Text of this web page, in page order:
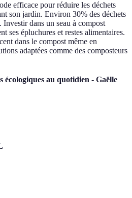
efficace pour réduire les déchets
son jardin. Environ 30% des déchets
Investir dans un seau à compost
ses épluchures et restes alimentaires.
dans le compost même en
adaptées comme des composteurs
écologiques au quotidien - Gaëlle